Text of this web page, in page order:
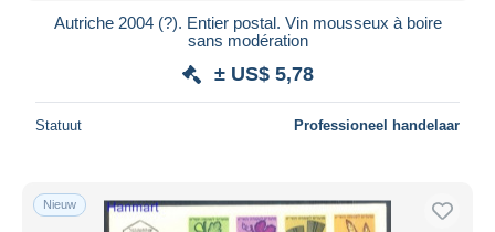
Autriche 2004 (?). Entier postal. Vin mousseux à boire
sans modération
± US$ 5,78
Statuut Professioneel handelaar
Nieuw